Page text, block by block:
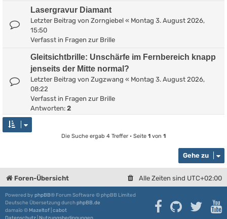
Lasergravur Diamant
Letzter Beitrag von Zorngiebel « Montag 3. August 2026,
15:50
Verfasst in Fragen zur Brille
Gleitsichtbrille: Unschärfe im Fernbereich knapp
jenseits der Mitte normal?
Letzter Beitrag von Zugzwang « Montag 3. August 2026,
08:22
Verfasst in Fragen zur Brille
Antworten: 2
Die Suche ergab 4 Treffer • Seite 1 von 1
Gehe zu
Foren-Übersicht Alle Zeiten sind UTC+02:00
Powered by phpBB® Forum Software © phpBB Limited
Deutsche Übersetzung durchphpBB.de
damaïo © Mazeltof cabot